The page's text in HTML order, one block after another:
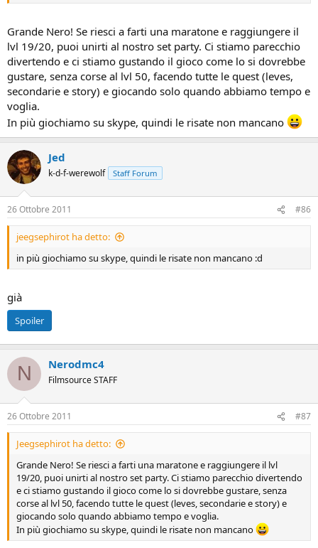
Grande Nero! Se riesci a farti una maratone e raggiungere il
lvl 19/20, puoi unirti al nostro set party. Ci stiamo parecchio
divertendo e ci stiamo gustando il gioco come lo si dovrebbe
gustare, senza corse al lvl 50, facendo tutte le quest (leves,
secondarie e story) e giocando solo quando abbiamo tempo e
voglia.
In più giochiamo su skype, quindi le risate non mancano
Jed
k-d-f-werewolf Staff Forum
26 Ottobre 2011 #86
jeegsephirot ha detto:
in più giochiamo su skype, quindi le risate non mancano :d
già
Spoiler
N Nerodmc4
Filmsource STAFF
26 Ottobre 2011 #87
Jeegsephirot ha detto:
Grande Nero! Se riesci a farti una maratone e raggiungere il lvl
19/20, puoi unirti al nostro set party. Ci stiamo parecchio divertendo
e ci stiamo gustando il gioco come lo si dovrebbe gustare, senza
corse al lvl 50, facendo tutte le quest (leves, secondarie e story) e
giocando solo quando abbiamo tempo e voglia.
In più giochiamo su skype, quindi le risate non mancano